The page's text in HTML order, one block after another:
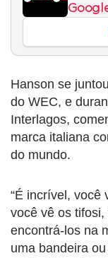
Hanson se
do WEC, e
Interlagos,
marca italiana
do mundo.
“É incrível, você
você vê os tifosi,
encontrá-los na
uma bandeira